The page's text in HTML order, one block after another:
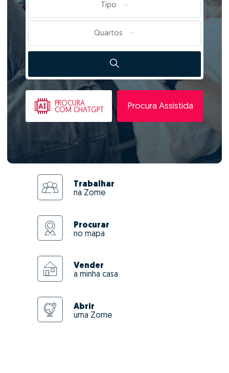
Tipo
Quartos
PROCURA
COM CHATGPT
Procura Assistida
Trabalhar
na Zome
Procurar
no mapa
Vender
a minha casa
Abrir
uma Zome